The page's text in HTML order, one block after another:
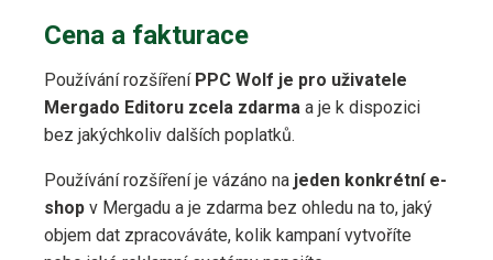
Cena a fakturace
Používání rozšíření PPC Wolf je pro uživatele
Mergado Editoru zcela zdarma a je k dispozici
bez jakýchkoliv dalších poplatků.
Používání rozšíření je vázáno na jeden konkrétní e-
shop v Mergadu a je zdarma bez ohledu na to, jaký
objem dat zpracováváte, kolik kampaní vytvoříte